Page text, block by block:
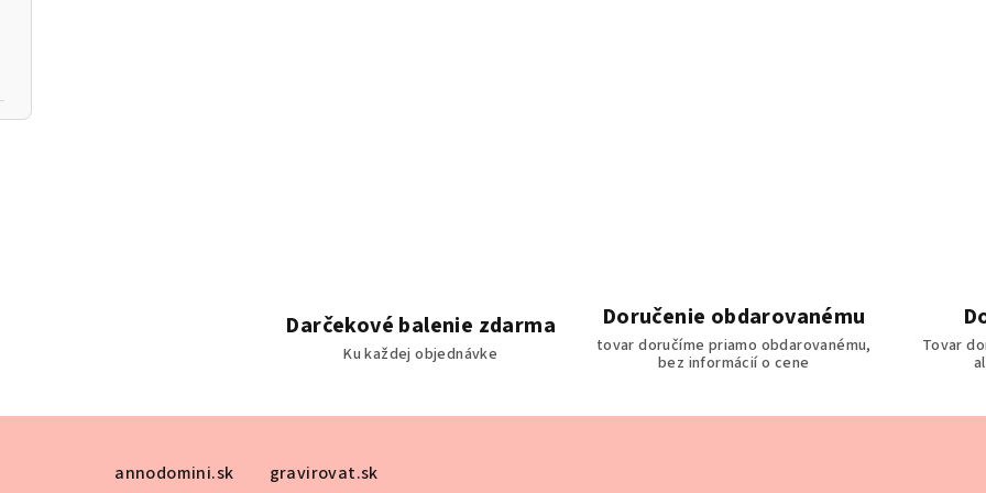
Darčekové balenie zdarma
Ku každej objednávke
Doručenie obdarovanému
tovar doručíme priamo obdarovanému,
bez informácií o cene
Tovar
annodomini.sk gravirovat.sk